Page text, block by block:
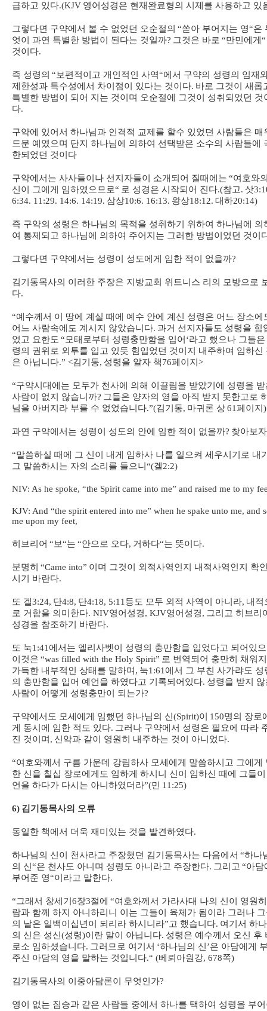
급하고 있다.(KJV 영어성경은 현재완료형의 시제를 사용하고 있
그렇다면 구약에서 볼 수 없었던 오순절의 “쏟아 부어지는 영“은
엇이 과연 특별한 방법이 된다는 것일까? 그것은 바로 “만민에게 “
것이다.
즉 성령의 “보편적이고 개인적인 사역“에서 구약의 성령의 임재
제한성과 특수성에서 차이점이 있다는 것이다. 바로 그것이 새롭
특별한 방법이 되어 지는 것이며 오순절에 그것이 성취되었던 것
다.
구약에 있어서 하나님과 인격적 교제를 할수 있었던 사람들은 매
드문 예였으며 단지 하나님에 의하여 선택받은 소수의 사람들에
한되었던 것이다
구약에서는 사사들이나 선지자들이 소개되어 질때에는 “여호와
신이 그에게 임하였으므로“ 로 성경은 시작되어 진다.(참고. 삿
6:34. 11:29. 14:6. 14:19. 삼상10:6. 16:13. 왕상18:12. 대하20:14)
즉 구약의 성령은 하나님의 목적을 성취하기 위하여 하나님에 의
여 통제되고 하나님에 의하여 주어지는 그러한 방법이었던 것이
그렇다면 구약에서는 성령이 성도에게 임한 적이 없을까?
김기동목사의 이러한 주장은 지방교회 위트니스 리의 모방으로
다.
“예수께서 이 땅에 계실 때에 예수 안에 계신 성령은 어느 장소에
어느 사람속에도 계시지 않았습니다. 과거 선지자들도 성령을 힘
었고 요한도 “모태로부터 성령충만함을 입어 ‘라고 했으나 그들은
령의 권위로 외투를 입고 있듯 힘입었던 것이지 내주하여 임하신
은 아닙니다.” <김기동, 성령을 알자 책76페이지 >
“구약시대에는 모두가 천사에 의해 이끌림을 받았기에 성령을 받
사람이 없지 않습니까? 그들은 양자의 영을 아직 받지 못한고로
님을 아버지라 부를 수 없었습니다.”(김기동, 마귀론 상61페이지 )
과연 구약에서는 성령이 성도의 안에 임한 적이 없을까? 찾아보자
“말씀하실 때에 그 신이 내게 임하사 나를 일으켜 세우시기로 내
그 말씀하시는 자의 소리를 들으니 “(겔2:2)
NIV: As he spoke, “the Spirit came into me” and raised me to my
KJV: And “the spirit entered into me” when he spake unto me, and
me upon my feet,
히브리어 “보“는 “안으로 오다, 거하다“는 뜻이다.
분명히 “Came into” 이며 그것이 외적사역인지 내적사역인지 확
시기 바란다.
또 겔3:24, 단4:8, 단4:18, 5:11 등도 모두 외적 사역이 아니라, 내적
로 거함을 의미한다. NIV영어성경, KJV영어성경, 그리고 히브리
성경을 참조하기 바란다.
또 눅1:41 에서는 엘리사벳이 성령의 충만함을 입었다고 되어있
이것은 “was filled with the Holy Spirit” 로 번역되어 충만히 채워
가득한 내부적인 상태를 말하며 , 눅1:61 에서 그 부친 사가랴도 성
의 충만함을 입어 예언을 하였다고 기록되어있다. 성령을 받지 않
사람이 어떻게 성령충만이 되는가?
구약에서도 모세에게 임했던 하나님의 신 (Spirit)이 150명의 장로
게 동시에 임한 적도 있다. 그러나 구약에서 성령은 필요에 따라
진 것이며 , 신약과 같이 영원히 내주하는 것이 아니었다.
“여호와께서 구름 가운데 강림하사 모세에게 말씀하시고 그에게
한 신을 칠십 장로에게도 임하게 하시니 신이 임하신 때에 그들
언을 하다가 다시는 아니하였더라”(민 11:25)
6) 김기동목사의 오류
동일한 책에서 더욱 재미있는 것을 발견하였다.
하나님의 신이 천사라고 주장했던 김기동목사는 다음에서 “하나
의 신 “은 천사도 아니며 성령도 아니라고 주장한다. 그리고 “아담
부어준 영“이라고 말한다.
“그래서 창세기 6장3절에 “여호와께서 가라사대 나의 신이 영원
람과 함께 하지 아니하리니 이는 그들이 육체가 됨이라 그러나
의 날은 일백이십년이 되리라 하시니라”고 했습니다. 여기서 하
의 신은 성신 (성령)이란 말이 아닙니다. 성령은 예수께서 오신 후
로소 임하셨습니다. 그러므로 여기서 ‘하나님의 신 ’은 아담에게
주신 아담의 영을 말하는 것입니다.“ (베뢰아원강, 678쪽)
김기동목사의 이중아담론이 무엇인가?
영이 없는 짐승과 같은 사람들 중에서 하나를 택하여 성령을 부